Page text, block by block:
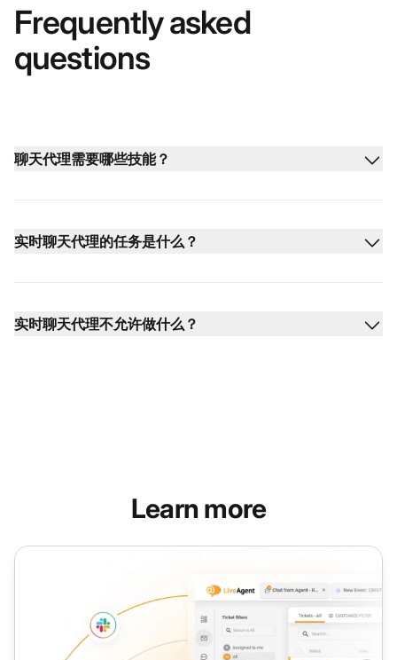
Frequently asked
questions
聊天代理需要哪些技能？
实时聊天代理的任务是什么？
实时聊天代理不允许做什么？
Learn more
即时聊天